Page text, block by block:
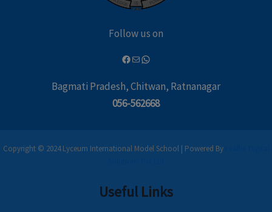
Follow us on
Bagmati Pradesh, Chitwan, Ratnanagar
056-562668
Copyright © 2024 Lyceum International Model School | Powered By
Useful Links